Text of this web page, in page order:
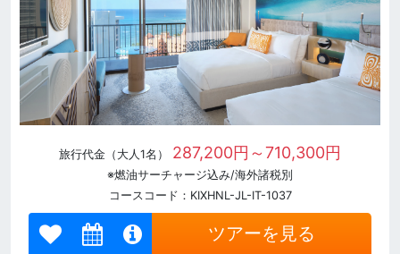
旅行代金（大人1名） 287,200円～710,300円
※燃油サーチャージ込み/海外諸税別
コースコード：KIXHNL-JL-IT-1037
ツアーを見る